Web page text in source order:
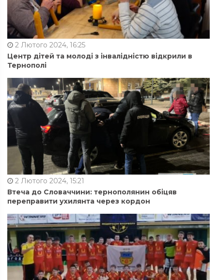
2 Лютого 2024, 16:25
Центр дітей та молоді з інвалідністю відкрили в
Тернополі
2 Лютого 2024, 15:21
Втеча до Словаччини: тернополянин обіцяв
переправити ухилянта через кордон